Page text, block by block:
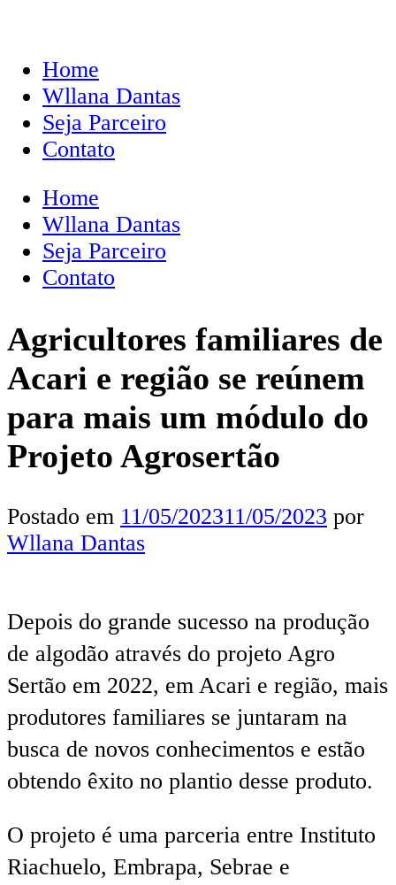
Home
Wllana Dantas
Seja Parceiro
Contato
Home
Wllana Dantas
Seja Parceiro
Contato
Agricultores familiares de
Acari e região se reúnem
para mais um módulo do
Projeto Agrosertão
Postado em 11/05/202311/05/2023 por
Wllana Dantas
Depois do grande sucesso na produção
de algodão através do projeto Agro
Sertão em 2022, em Acari e região, mais
produtores familiares se juntaram na
busca de novos conhecimentos e estão
obtendo êxito no plantio desse produto.
O projeto é uma parceria entre Instituto
Riachuelo, Embrapa, Sebrae e